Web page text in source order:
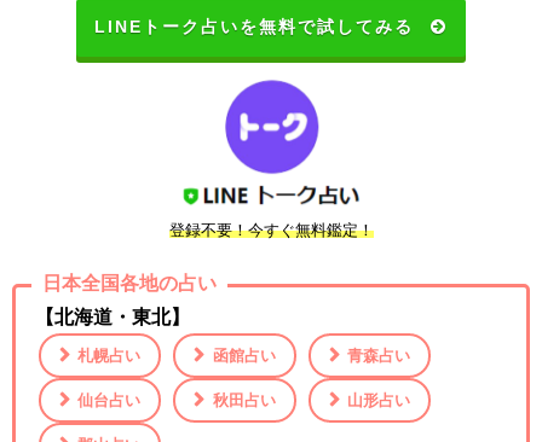
LINEトーク占いを無料で試してみる
登録不要！今すぐ無料鑑定！
日本全国各地の占い
【北海道・東北】
札幌占い 函館占い 青森占い
仙台占い 秋田占い 山形占い